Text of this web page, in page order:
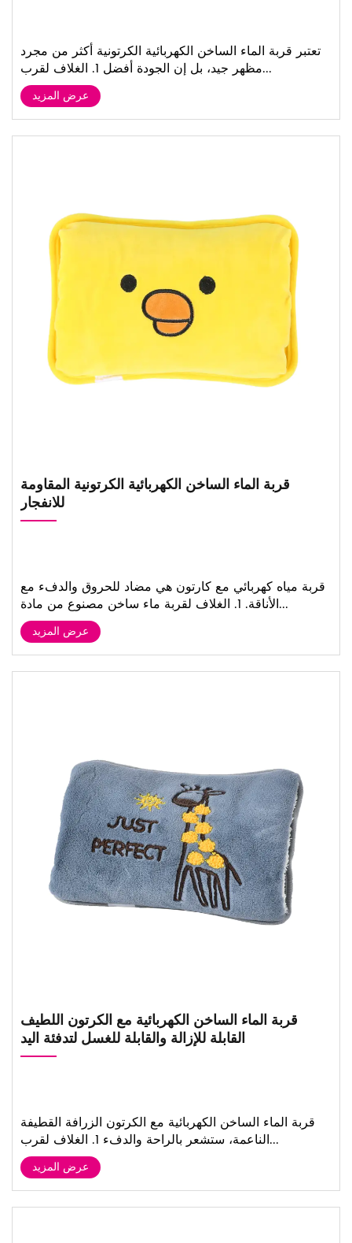
تعتبر قربة الماء الساخن الكهربائية الكرتونية أكثر من مجرد
مظهر جيد، بل إن الجودة أفضل 1. الغلاف لقرب...
عرض المزيد
قربة الماء الساخن الكهربائية الكرتونية المقاومة
للانفجار
قربة مياه كهربائي مع كارتون هي مضاد للحروق والدفء مع
الأناقة. 1. الغلاف لقربة ماء ساخن مصنوع من مادة...
عرض المزيد
قربة الماء الساخن الكهربائية مع الكرتون اللطيف
القابلة للإزالة والقابلة للغسل لتدفئة اليد
قربة الماء الساخن الكهربائية مع الكرتون الزرافة القطيفة
الناعمة، ستشعر بالراحة والدفء 1. الغلاف لقرب...
عرض المزيد